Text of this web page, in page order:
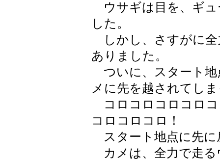
ウサギは目を、ギュ
した。
しかし、さすがに全
ありました。
ついに、スタート地
メに先を越されてし
コロコロコロコロ
コロコロコロ！
スタート地点に先に
カメは、全力で走る